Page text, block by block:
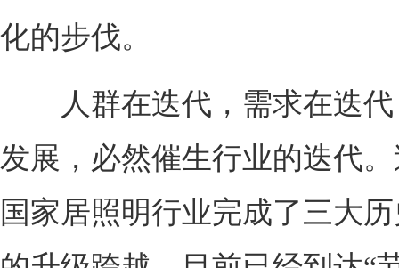
化的步伐。
人群在迭代，需求在迭代
发展，必然催生行业的迭代
国家居照明行业完成了三大